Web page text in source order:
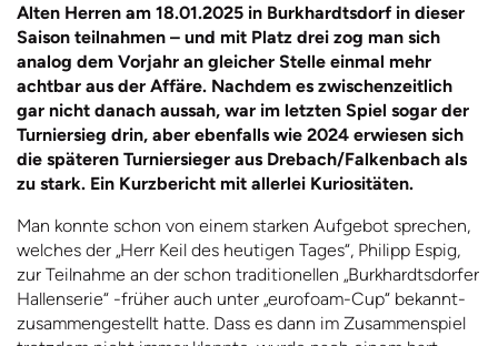
Alten Herren am 18.01.2025 in Burkhardtsdorf in dieser
Saison teilnahmen – und mit Platz drei zog man sich
analog dem Vorjahr an gleicher Stelle einmal mehr
achtbar aus der Affäre. Nachdem es zwischenzeitlich
gar nicht danach aussah, war im letzten Spiel sogar der
Turniersieg drin, aber ebenfalls wie 2024 erwiesen sich
die späteren Turniersieger aus Drebach/Falkenbach als
zu stark. Ein Kurzbericht mit allerlei Kuriositäten.
Man konnte schon von einem starken Aufgebot sprechen,
welches der „Herr Keil des heutigen Tages“, Philipp Espig,
zur Teilnahme an der schon traditionellen „Burkhardtsdorfer
Hallenserie“ -früher auch unter „eurofoam-Cup“ bekannt-
zusammengestellt hatte. Dass es dann im Zusammenspiel